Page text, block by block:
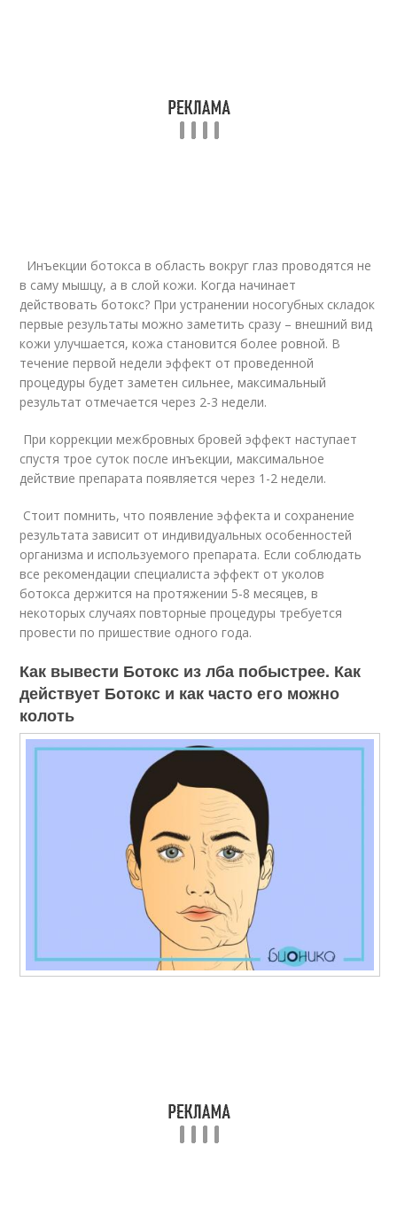
Инъекции ботокса в область вокруг глаз проводятся не
в саму мышцу, а в слой кожи. Когда начинает
действовать ботокс? При устранении носогубных складок
первые результаты можно заметить сразу – внешний вид
кожи улучшается, кожа становится более ровной. В
течение первой недели эффект от проведенной
процедуры будет заметен сильнее, максимальный
результат отмечается через 2-3 недели.
При коррекции межбровных бровей эффект наступает
спустя трое суток после инъекции, максимальное
действие препарата появляется через 1-2 недели.
Стоит помнить, что появление эффекта и сохранение
результата зависит от индивидуальных особенностей
организма и используемого препарата. Если соблюдать
все рекомендации специалиста эффект от уколов
ботокса держится на протяжении 5-8 месяцев, в
некоторых случаях повторные процедуры требуется
провести по пришествие одного года.
Как вывести Ботокс из лба побыстрее. Как
действует Ботокс и как часто его можно
колоть